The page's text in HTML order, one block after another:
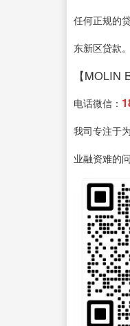
任何正规的
东新区贷款。
【MOLIN
电话微信：
我司专注于
业融资难的